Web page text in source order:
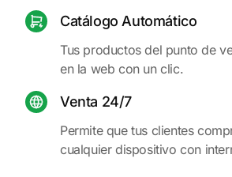
Catálogo Automático
Tus productos del punto de
en la web con un clic.
Venta 24/7
Permite que tus clientes
cualquier dispositivo con